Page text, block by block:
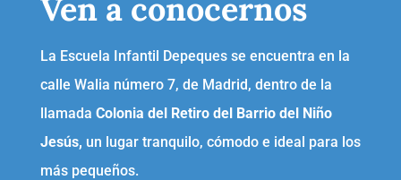
Ven a conocernos
La Escuela Infantil Depeques se encuentra en la
calle Walia número 7, de Madrid, dentro de la
llamada Colonia del Retiro del Barrio del Niño
Jesús, un lugar tranquilo, cómodo e ideal para los
más pequeños.